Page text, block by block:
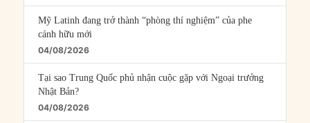
Mỹ Latinh đang trở thành “phòng thí nghiệm” của phe
cánh hữu mới
04/08/2026
Tại sao Trung Quốc phủ nhận cuộc gặp với Ngoại trưởng
Nhật Bản?
04/08/2026